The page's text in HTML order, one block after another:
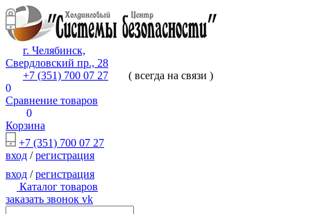
г. Челябинск,
Свердловский пр., 28
+7 (351) 700 07 27
( всегда на связи )
0
Сравнение товаров
0
Корзина
+7 (351) 700 07 27
вход /регистрация
вход /регистрация
Каталог товаров
заказать звонок vk